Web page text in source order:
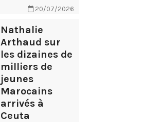
20/07/2026
Nathalie
Arthaud sur
les dizaines de
milliers de
jeunes
Marocains
arrivés à
Ceuta